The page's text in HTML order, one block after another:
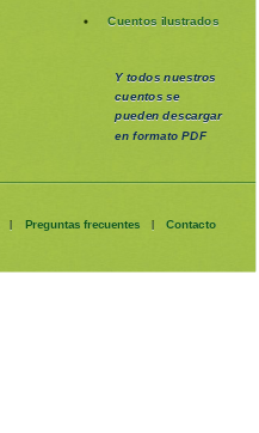
Cuentos ilustrados
Y todos nuestros
cuentos se
puedendescargar
en formato PDF
| Preguntas frecuentes | Contacto